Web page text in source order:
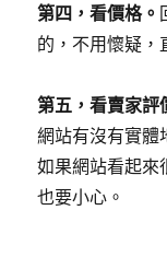
第四，看價格。
的，不用懷疑，
第五，看賣家評
網站有沒有實體
如果網站看起來
也要小心。